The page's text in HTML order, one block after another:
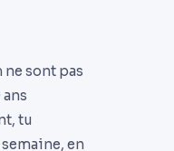
sont pas
tu
en